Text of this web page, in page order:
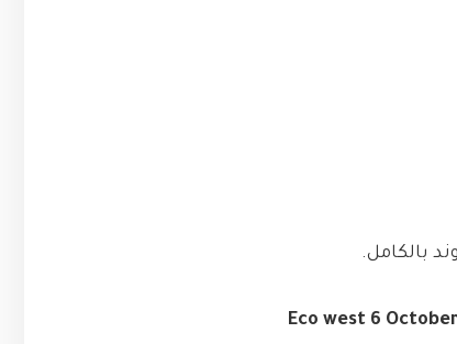
بالكامل.